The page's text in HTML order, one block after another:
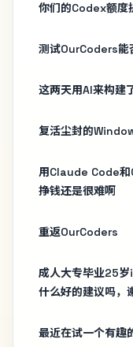
你们的Codex额度
测试OurCoders能
这两天用AI来构建
复活尘封的
用Claude Code和
挣钱还是很难啊
重返OurCoders
成人大专毕业25
什么好的建议吗，
最近在试一个有趣